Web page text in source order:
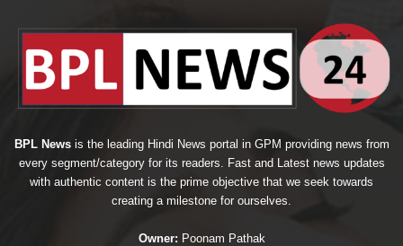
BPL Newsis the leading Hindi News portal in GPM providing news from
every segment/category for its readers. Fast and Latest news updates
with authentic content is the prime objective that we seek towards
creating a milestone for ourselves.
Owner: Poonam Pathak